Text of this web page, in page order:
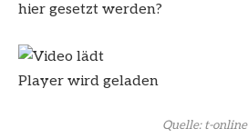
hier gesetzt werden?
Player wird geladen
Quelle: t-online